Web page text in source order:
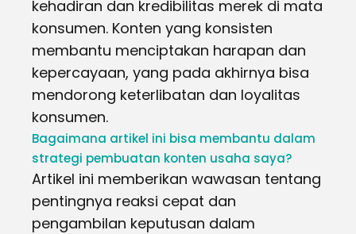
kehadiran dan kredibilitas merek di mata
konsumen. Konten yang konsisten
membantu menciptakan harapan dan
kepercayaan, yang pada akhirnya bisa
mendorong keterlibatan dan loyalitas
konsumen.
Bagaimana artikel ini bisa membantu dalam
strategi pembuatan konten usaha saya?
Artikel ini memberikan wawasan tentang
pentingnya reaksi cepat dan
pengambilan keputusan dalam